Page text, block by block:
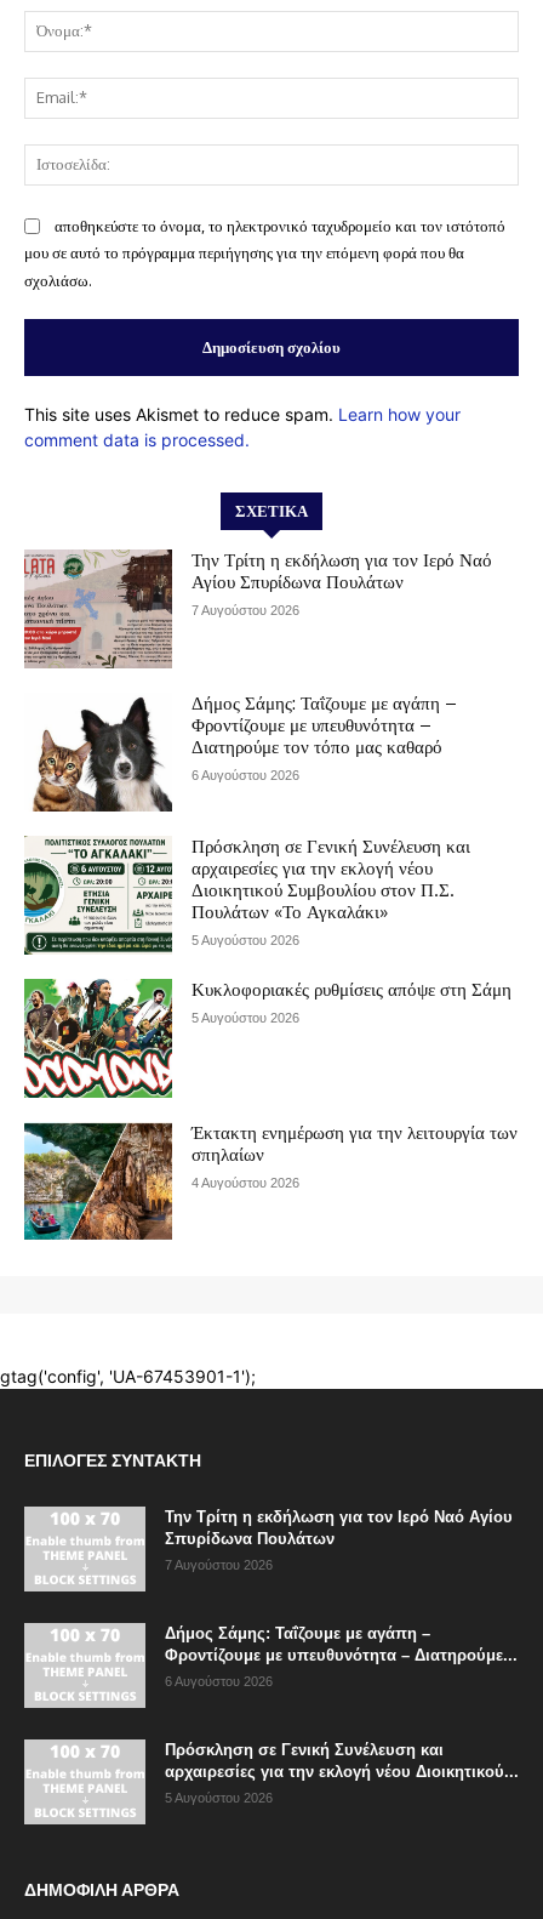
ΕΠΙΛΟΓΈΣ ΣΥΝΤΆΚΤΗ
Την Τρίτη η εκδήλωση για τον Ιερό Ναό Αγίου
Σπυρίδωνα Πουλάτων
7 Αυγούστου 2026
Δήμος Σάμης: Ταΐζουμε με αγάπη –
Φροντίζουμε με υπευθυνότητα – Διατηρούμε...
6 Αυγούστου 2026
Πρόσκληση σε Γενική Συνέλευση και
αρχαιρεσίες για την εκλογή νέου Διοικητικού...
5 Αυγούστου 2026
ΔΗΜΟΦΙΛΗ ΑΡΘΡΑ